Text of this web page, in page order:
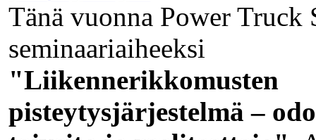
Tänä vuonna Power Truck
seminaariaiheeksi
"Liikennerikkomusten
pisteytysjärjestelmä –